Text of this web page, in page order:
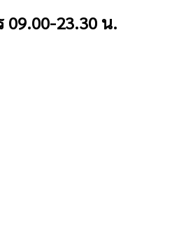
09.00-23.30 น.